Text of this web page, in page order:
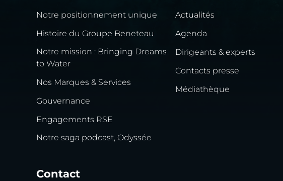
Notre positionnement unique
Histoire du Groupe Beneteau
Notre mission : Bringing Dreams
to Water
Nos Marques & Services
Gouvernance
Engagements RSE
Notre saga podcast, Odyssée
Actualités
Agenda
Dirigeants & experts
Contacts presse
Médiathèque
Contact